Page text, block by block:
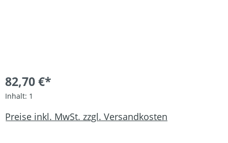
82,70 €*
Inhalt: 1
Preise inkl. MwSt. zzgl. Versandkosten